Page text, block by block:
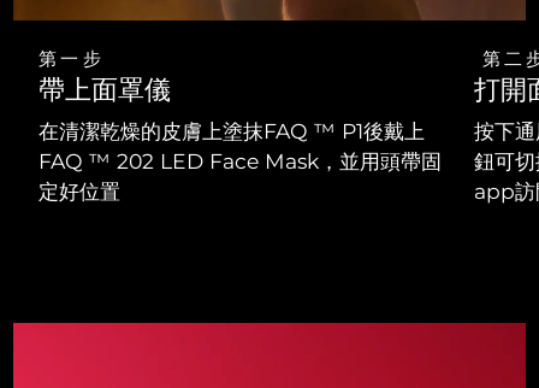
第一步
帶上面罩儀
在清潔乾燥的皮膚上塗抹FAQ ™ P1後戴上
FAQ ™ 202 LED Face Mask，並用頭帶固
定好位置
第二
打開
按下
鈕可
app